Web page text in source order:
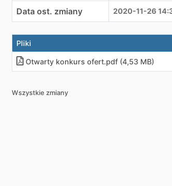
Data ost. zmiany 2020-11-26
Pliki
Otwarty konkurs ofert.pdf (4,53 MB)
Wszystkie zmiany